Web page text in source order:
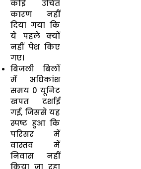
कोई उचित
कारण नहीं
दिया गया कि
ये पहले क्यों
नहीं पेश किए
गए।
बिजली बिलों
में अधिकांश
समय 0 यूनिट
खपत दर्शाई
गई, जिससे यह
स्पष्ट हुआ कि
परिसर में
वास्तव में
निवास नहीं
किया जा रहा